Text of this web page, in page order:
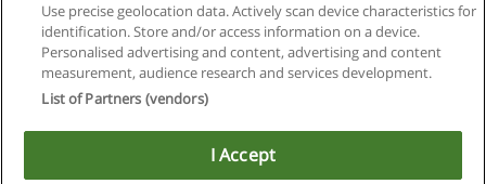
Copyright © Educaedu Business S.L. - CIF : B-95610580: -
www.educaedu-brasil.com
Use precise geolocation data. Actively scan device characteristics for
identification. Store and/or access information on a device.
Personalised advertising and content, advertising and content
measurement, audience research and services development.
List of Partners (vendors)
I Accept